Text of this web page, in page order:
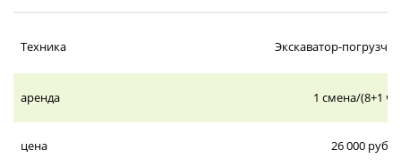
Техника Экскаватор-погрузчик
аренда 1 смена/(8+1
цена 26 000 руб.